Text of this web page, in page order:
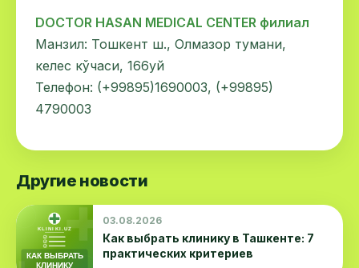
DOCTOR HASAN MEDICAL CENTER филиал
Манзил: Тошкент ш., Олмазор тумани,
келес кўчаси, 166уй
Телефон: (+99895)1690003, (+99895)
4790003
Другие новости
03.08.2026
Как выбрать клинику в Ташкенте: 7
практических критериев